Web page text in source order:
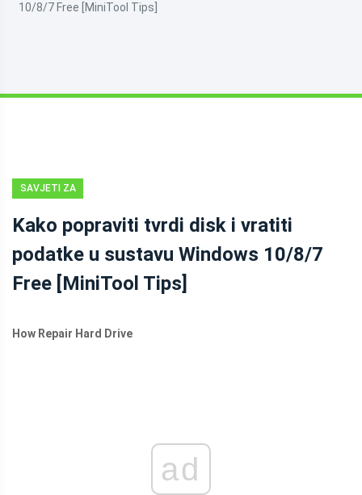
10/8/7 Free [MiniTool Tips]
SAVJETI ZA
PODATAKA
Kako popraviti tvrdi disk i vratiti
podatke u sustavu Windows 10/8/7
Free [MiniTool Tips]
How Repair Hard Drive
ad